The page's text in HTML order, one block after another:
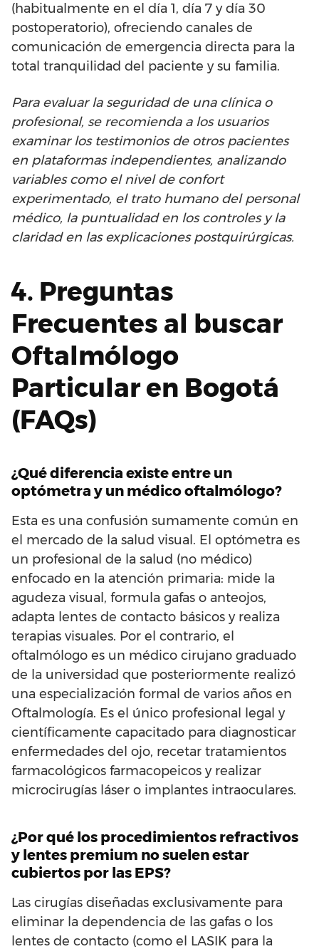
(habitualmente en el día 1, día 7 y día 30
postoperatorio), ofreciendo canales de
comunicación de emergencia directa para la
total tranquilidad del paciente y su familia.
Para evaluar la seguridad de una clínica o
profesional, se recomienda a los usuarios
examinar los testimonios de otros pacientes
en plataformas independientes, analizando
variables como el nivel de confort
experimentado, el trato humano del personal
médico, la puntualidad en los controles y la
claridad en las explicaciones postquirúrgicas.
4. Preguntas
Frecuentes al buscar
Oftalmólogo
Particular en Bogotá
(FAQs)
¿Qué diferencia existe entre un
optómetra y un médico oftalmólogo?
Esta es una confusión sumamente común en
el mercado de la salud visual. El optómetra es
un profesional de la salud (no médico)
enfocado en la atención primaria: mide la
agudeza visual, formula gafas o anteojos,
adapta lentes de contacto básicos y realiza
terapias visuales. Por el contrario, el
oftalmólogo es un médico cirujano graduado
de la universidad que posteriormente realizó
una especialización formal de varios años en
Oftalmología. Es el único profesional legal y
científicamente capacitado para diagnosticar
enfermedades del ojo, recetar tratamientos
farmacológicos farmacopeicos y realizar
microcirugías láser o implantes intraoculares.
¿Por qué los procedimientos refractivos
y lentes premium no suelen estar
cubiertos por las EPS?
Las cirugías diseñadas exclusivamente para
eliminar la dependencia de las gafas o los
lentes de contacto (como el LASIK para la